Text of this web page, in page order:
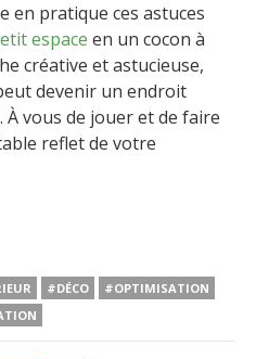
en pratique ces astuces
espace en un cocon à
créative et astucieuse,
devenir un endroit
vous de jouer et de faire
reflet de votre
#DÉCO
#OPTIMISATION